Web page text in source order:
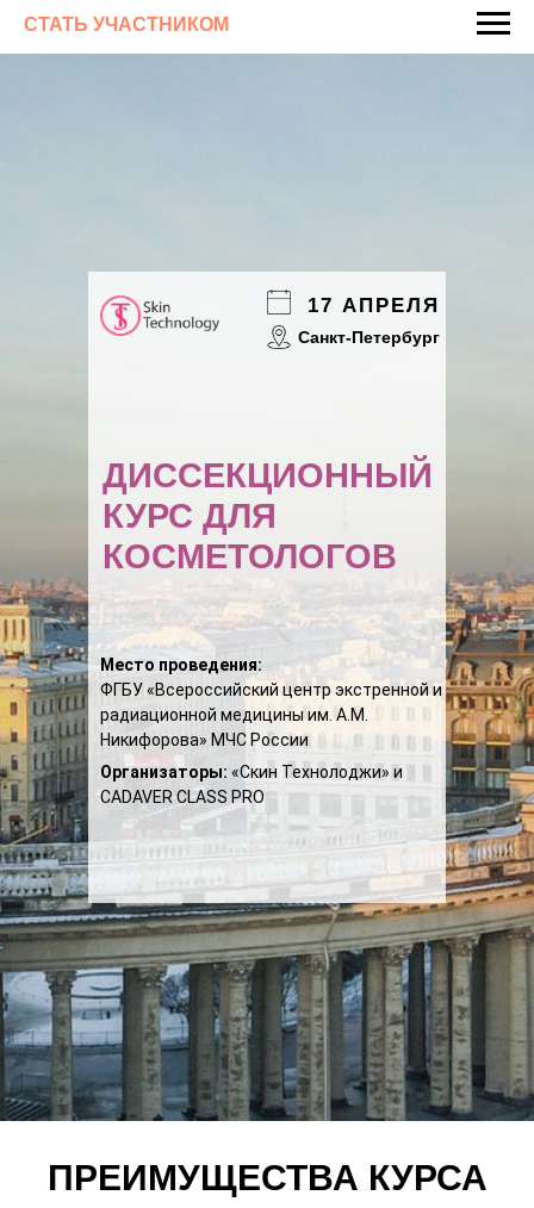
СТАТЬ УЧАСТНИКОМ
ДИССЕКЦИОННЫЙ
КУРС ДЛЯ
КОСМЕТОЛОГОВ
Санкт-Петербург
Организаторы: «Скин Технолоджи» и
CADAVER CLASS PRO
Место проведения:
ФГБУ «Всероссийский центр экстренной и
радиационной медицины им. А.М.
Никифорова» МЧС России
17 АПРЕЛЯ
ПРЕИМУЩЕСТВА КУРСА